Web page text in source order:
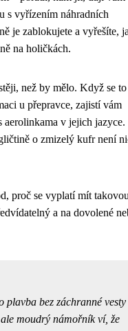
s vyřízením náhradních
je zablokujete a vyřešíte,
na holičkách.
než by mělo. Když se to
u přepravce, zajistí vám
v jejich jazyce.
o zmizelý kufr není
proč se vyplatí mít
a na dovolené
plavba bez záchranné vesty
moudrý námořník ví, že